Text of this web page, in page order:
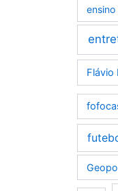
ensino
Flávio